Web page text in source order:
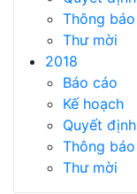
Thông báo
Thư mời
2018
Báo cáo
Kế hoạch
Quyết định
Thông báo
Thư mời